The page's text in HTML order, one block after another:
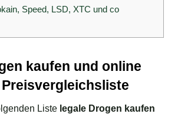
Speed, LSD, XTC und co
kaufen und online
Liste legale Drogen kaufen